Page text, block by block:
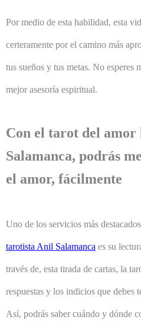
Por medio de esta habilidad, esta
certeramente por el camino más
tus sueños y tus metas. No esperes
mejor asesoría espiritual.
Con el tarot del amor
Salamanca, podrás
el amor, fácilmente
Uno de los servicios más
tarotista Anil Salamanca es su
través de, esta tirada de cartas, la
respuestas y los indicios que debes
Así, podrás saber cuándo y dónde